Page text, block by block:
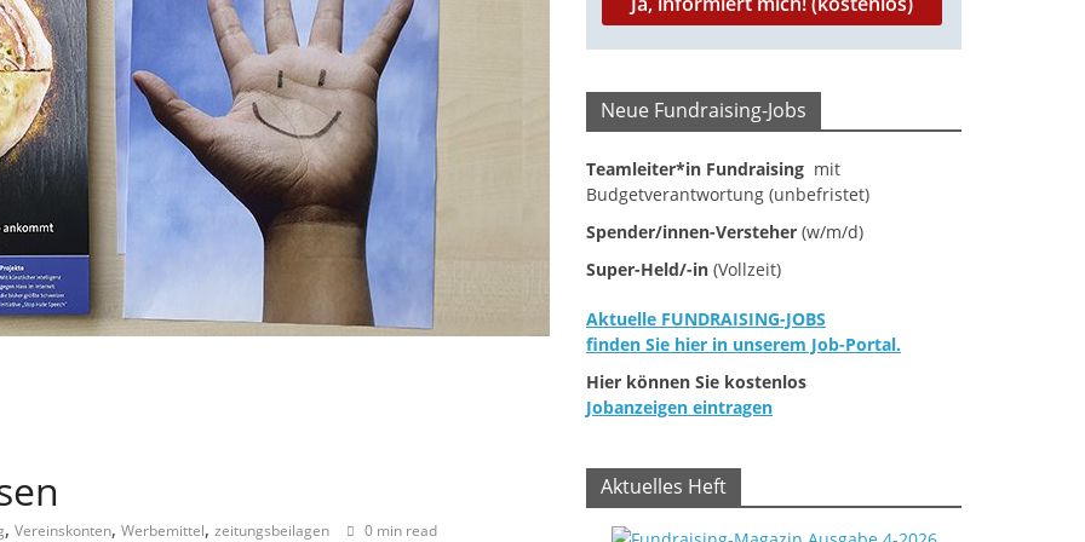
, Vereinskonten, Werbemittel, zeitungsbeilagen 0 min read
Neue Fundraising-Jobs
Teamleiter*in Fundraising mit
Budgetverantwortung (unbefristet)
Spender/innen-Versteher (w/m/d)
Super-Held/-in (Vollzeit)
Aktuelle FUNDRAISING-JOBS
finden Sie hier in unserem Job-Portal.
Hier können Sie kostenlos
Jobanzeigen eintragen
Aktuelles Heft